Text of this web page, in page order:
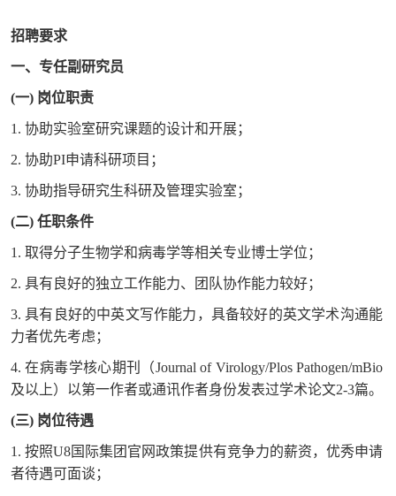
招聘要求
一、专任副研究员
(一) 岗位职责
1. 协助实验室研究课题的设计和开展；
2. 协助PI申请科研项目；
3. 协助指导研究生科研及管理实验室；
(二) 任职条件
1. 取得分子生物学和病毒学等相关专业博士学位；
2. 具有良好的独立工作能力、团队协作能力较好；
3. 具有良好的中英文写作能力，具备较好的英文学术沟通能
力者优先考虑；
4. 在病毒学核心期刊（Journal of Virology/Plos Pathogen/mBio
及以上）以第一作者或通讯作者身份发表过学术论文2-3篇。
(三) 岗位待遇
1. 按照U8国际集团官网政策提供有竞争力的薪资，优秀申请
者待遇可面谈；